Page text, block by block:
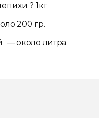
? 1кг
200 гр.
— около литра